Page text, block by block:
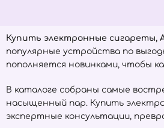
Купить электронные сигареты,
популярные устройства по
пополняется новинками, чтобы
В каталоге собраны самые
насыщенный пар. Купить
экспертные консультации,